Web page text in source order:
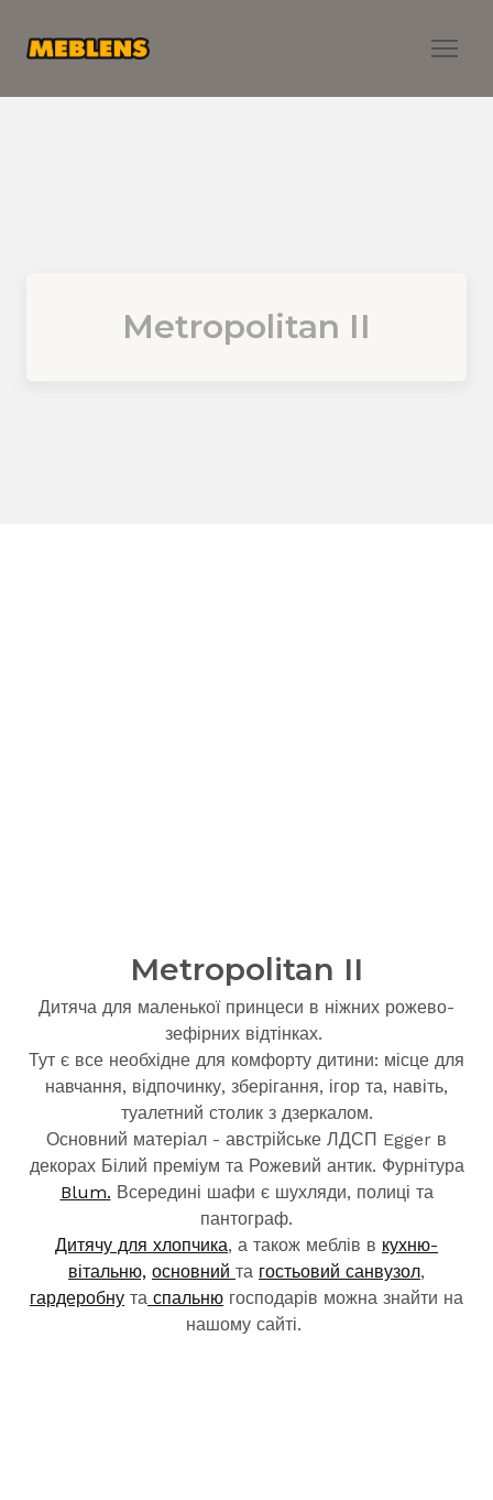
Metropolitan ІІ
Metropolitan ІІ
Дитяча для маленької принцеси в ніжних рожево-
зефірних відтінках.
Тут є все необхідне для комфорту дитини: місце для
навчання, відпочинку, зберігання, ігор та, навіть,
туалетний столик з дзеркалом.
Основний матеріал - австрійське ЛДСП Egger в
декорах Білий преміум та Рожевий антик. Фурнітура
Blum. Всередині шафи є шухляди, полиці та
пантограф.
Дитячу для хлопчика, а також меблів в кухню-
вітальню, основний та гостьовий санвузол,
гардеробну та спальню господарів можна знайти на
нашому сайті.